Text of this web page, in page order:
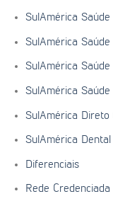
SulAmérica
SulAmérica Saúde
SulAmérica
SulAmérica Saúde
SulAmérica Direto
SulAmérica Dental
Diferenciais
Rede Credenciada